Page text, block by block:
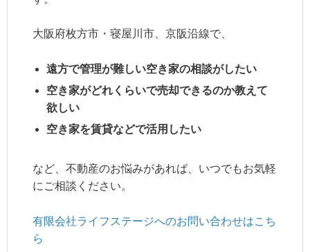
大阪府枚方市・寝屋川市、京阪沿線で、
遠方で管理が難しい空き家の相談がしたい
空き家がどれくらいで売却できるのか教えて
欲しい
空き家を賃貸などで活用したい
など、不動産のお悩みがあれば、いつでもお気軽
にご相談ください。
有限会社ライフステージへのお問い合わせはこち
ら